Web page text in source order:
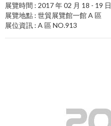
展覽時間 : 2017 年 02 月 18 - 19 日
展覽地點 : 世貿展覽館一館 A 區
展位資訊 : A 區 NO.913